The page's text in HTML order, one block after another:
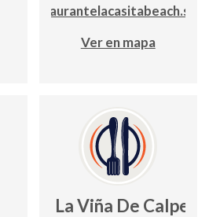
Ver en mapa
La Viña De Calpe,